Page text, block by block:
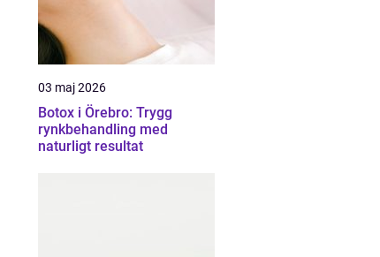
03 maj 2026
Botox i Örebro: Trygg
rynkbehandling med
naturligt resultat